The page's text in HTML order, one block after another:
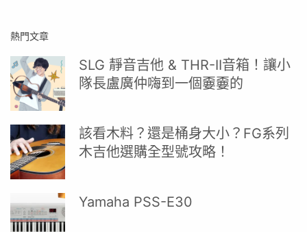
熱門文章
SLG 靜音吉他 & THR-II音箱！讓小
隊長盧廣仲嗨到一個嫑嫑的
該看木料？還是桶身大小？FG系列
木吉他選購全型號攻略！
Yamaha PSS-E30